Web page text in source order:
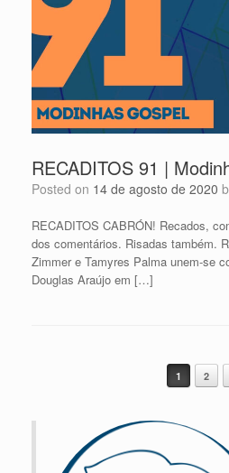
RECADITOS 91 |
Posted on 14 de agosto de 2020
RECADITOS CABRÓN! Recados,
dos comentários. Risadas também.
Zimmer e Tamyres Palma unem-se
Douglas Araújo em […]
1 2